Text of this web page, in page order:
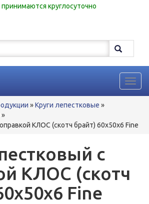
принимаются круглосуточно
»Круги лепестковые »
»
КЛОС (скотч брайт) 60x50x6 Fine
с
КЛОС (скотч
Fine